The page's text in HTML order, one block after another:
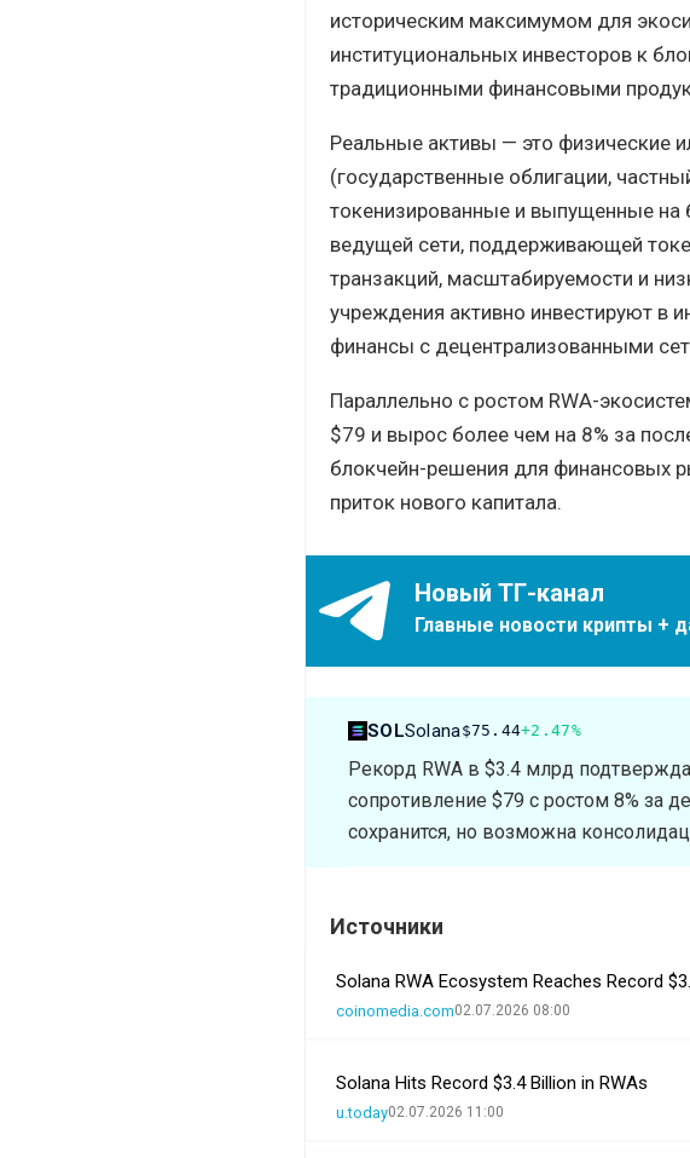
историческим максимумом для
институциональных инвесторов к
традиционными финансовыми
Реальные активы — это физические
(государственные облигации,
токенизированные и выпущенные на
ведущей сети, поддерживающей
транзакций, масштабируемости и
учреждения активно инвестируют в
финансы с децентрализованными
Параллельно с ростом RWA-
$79 и вырос более чем на 8% за
блокчейн-решения для финансовых
приток нового капитала.
Новый ТГ-канал
Главные новости крипты +
SOLSolana$75.44+2.47%
Рекорд RWA в $3.4 млрд
сопротивление $79 с ростом 8% за
сохранится, но возможна
Источники
Solana RWA Ecosystem Reaches Record
coinomedia.com02.07.2026 08:00
Solana Hits Record $3.4 Billion in RWAs
u.today02.07.2026 11:00